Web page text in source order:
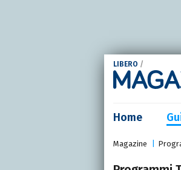
LIBERO /
Home
Magazine